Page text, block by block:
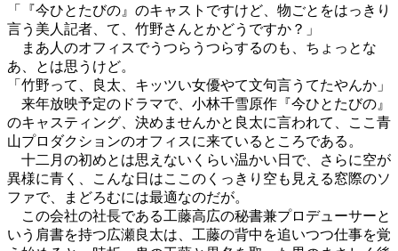
「『今ひとたびの』のキャストですけど、物ごとをはっきり
言う美人記者、て、竹野さんとかどうですか？」
まあ人のオフィスでうつらうつらするのも、ちょっとな
あ、とは思うけど。
「竹野って、良太、キッツい女優やて文句言うてたやんか」
来年放映予定のドラマで、小林千雪原作『今ひとたびの』
のキャスティング、決めませんかと良太に言われて、ここ青
山プロダクションのオフィスに来ているところである。
十二月の初めとは思えないくらい温かい日で、さらに空が
異様に青く、こんな日はここのくっきり空も見える窓際のソ
ファで、まどろむには最適なのだが。
この会社の社長である工藤高広の秘書兼プロデューサーと
いう肩書を持つ広瀬良太は、工藤の背中を追いつつ仕事を覚